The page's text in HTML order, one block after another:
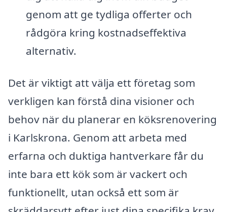
genom att ge tydliga offerter och
rådgöra kring kostnadseffektiva
alternativ.
Det är viktigt att välja ett företag som
verkligen kan förstå dina visioner och
behov när du planerar en köksrenovering
i Karlskrona. Genom att arbeta med
erfarna och duktiga hantverkare får du
inte bara ett kök som är vackert och
funktionellt, utan också ett som är